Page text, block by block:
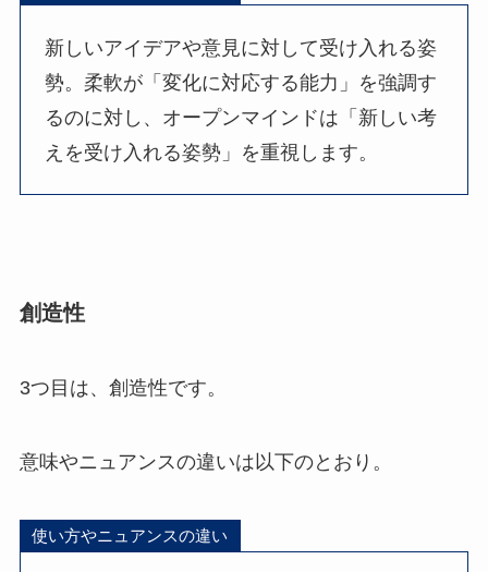
新しいアイデアや意見に対して受け入れる姿
勢。柔軟が「変化に対応する能力」を強調す
るのに対し、オープンマインドは「新しい考
えを受け入れる姿勢」を重視します。
創造性
3つ目は、創造性です。
意味やニュアンスの違いは以下のとおり。
使い方やニュアンスの違い